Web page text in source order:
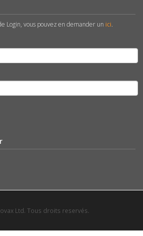
Login, vous pouvez en demander un ici.
Ltd. Tous droits reservés.